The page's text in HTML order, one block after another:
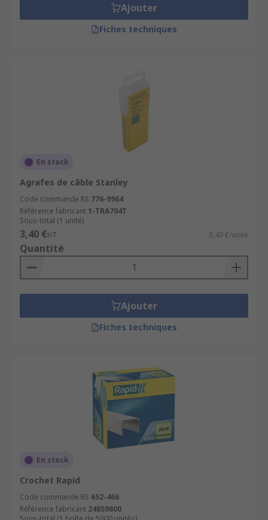
Ajouter
Fiches techniques
En stock
Agrafes de câble Stanley
Code commande RS 776-9964
Référence fabricant 1-TRA704T
Sous-total (1 unité)
3,40 €HT 3,40 €/unité
Quantité
Ajouter
Fiches techniques
En stock
Crochet Rapid
Code commande RS 652-466
Référence fabricant 24859800